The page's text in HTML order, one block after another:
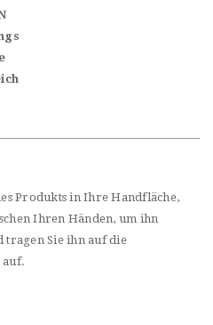
Produkts in Ihre Handfläche,
Ihren Händen, um ihn
tragen Sie ihn auf die